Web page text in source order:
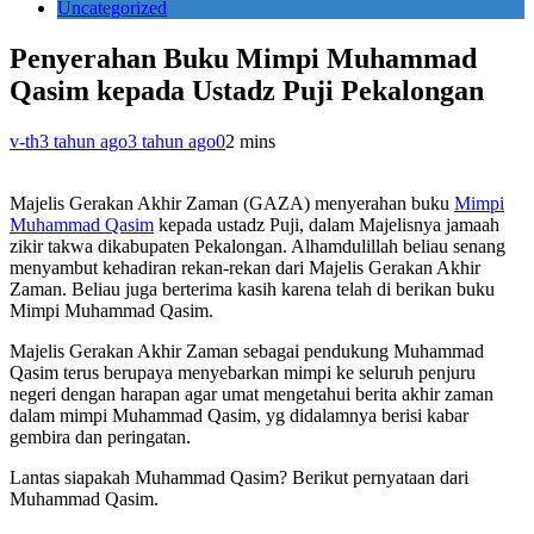
Uncategorized
Penyerahan Buku Mimpi Muhammad
Qasim kepada Ustadz Puji Pekalongan
v-th3 tahun ago3 tahun ago02 mins
Majelis Gerakan Akhir Zaman (GAZA) menyerahan buku Mimpi
Muhammad Qasim kepada ustadz Puji, dalam Majelisnya jamaah
zikir takwa dikabupaten Pekalongan. Alhamdulillah beliau senang
menyambut kehadiran rekan-rekan dari Majelis Gerakan Akhir
Zaman. Beliau juga berterima kasih karena telah di berikan buku
Mimpi Muhammad Qasim.
Majelis Gerakan Akhir Zaman sebagai pendukung Muhammad
Qasim terus berupaya menyebarkan mimpi ke seluruh penjuru
negeri dengan harapan agar umat mengetahui berita akhir zaman
dalam mimpi Muhammad Qasim, yg didalamnya berisi kabar
gembira dan peringatan.
Lantas siapakah Muhammad Qasim? Berikut pernyataan dari
Muhammad Qasim.